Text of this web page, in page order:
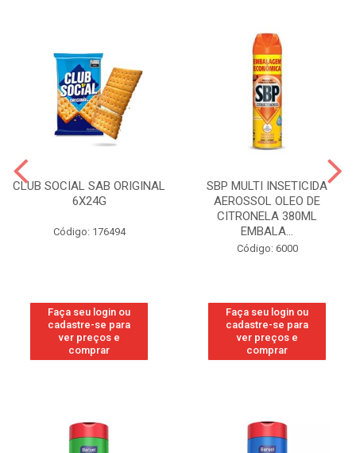
CLUB SOCIAL SAB ORIGINAL
6X24G
Código: 176494
Faça seu login ou
cadastre-se para
ver preços e
comprar
SBP MULTI INSETICIDA
AEROSSOL OLEO DE
CITRONELA 380ML
EMBALA...
Código: 6000
Faça seu login ou
cadastre-se para
ver preços e
comprar